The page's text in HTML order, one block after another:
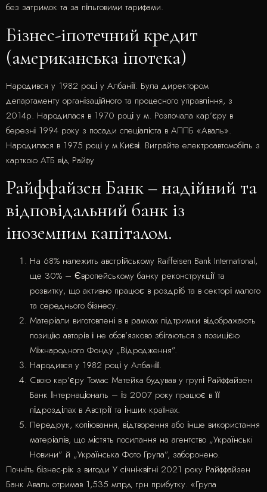
без затримок та за пільговими тарифами.
Бізнес-іпотечний кредит
(американська іпотека)
Народився у 1982 році у Албанії. Була директором
департаменту організаційного та процесного управління, з
2014р. Народилася в 1970 році у м. Розпочала кар’єру в
березні 1994 року з посади спеціаліста в АППБ «Аваль».
Народилася в 1975 році у м.Києві. Виграйте електроавтомобіль з
карткою АТБ від Райфу
Райффайзен Банк – надійний та
відповідальний банк із
іноземним капіталом.
На 68% належить австрійському Raiffeisen Bank International,
ще 30% – Європейському банку реконструкції та
розвитку, що активно працює в роздріб та в секторі малого
та середнього бізнесу.
Матеріали виготовлені в в рамках підтримки відображають
позицію авторів і не обов’язково збігаються з позицією
Міжнародного Фонду „Відродження”.
Народився у 1982 році у Албанії.
Свою кар’єру Томас Матейка будував у групі Райффайзен
Банк Інтернаціональ – із 2007 року працює в її
підрозділах в Австрії та інших країнах.
Передрук, копіювання, відтворення або інше використання
матеріалів, що містять посилання на агентство „Українськi
Новини” й „Українська Фото Група”, заборонено.
Почніть бізнес-рік з вигоди У січні-квітні 2021 року Райффайзен
Банк Аваль отримав 1,535 млрд грн прибутку. «Група